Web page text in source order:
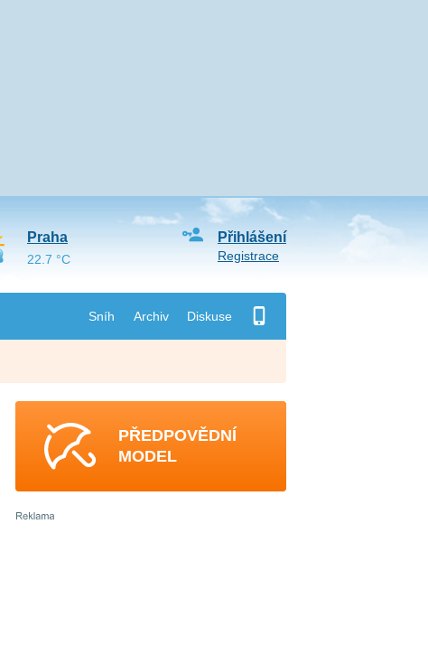
Sníh Archiv Diskuse
Přihlášení
Registrace
Praha
22.7 °C
PŘEDPOVĚDNÍ
MODEL